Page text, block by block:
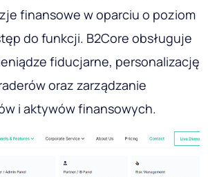
finansowe w oparciu o poziom
do funkcji. B2Core obsługuje
fiducjarne, personalizację
oraz zarządzanie
i aktywów finansowych.